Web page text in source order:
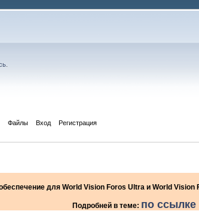
Файлы Вход Регистрация
для World Vision Foros Ultra и World
Подробней в теме: по ссылке